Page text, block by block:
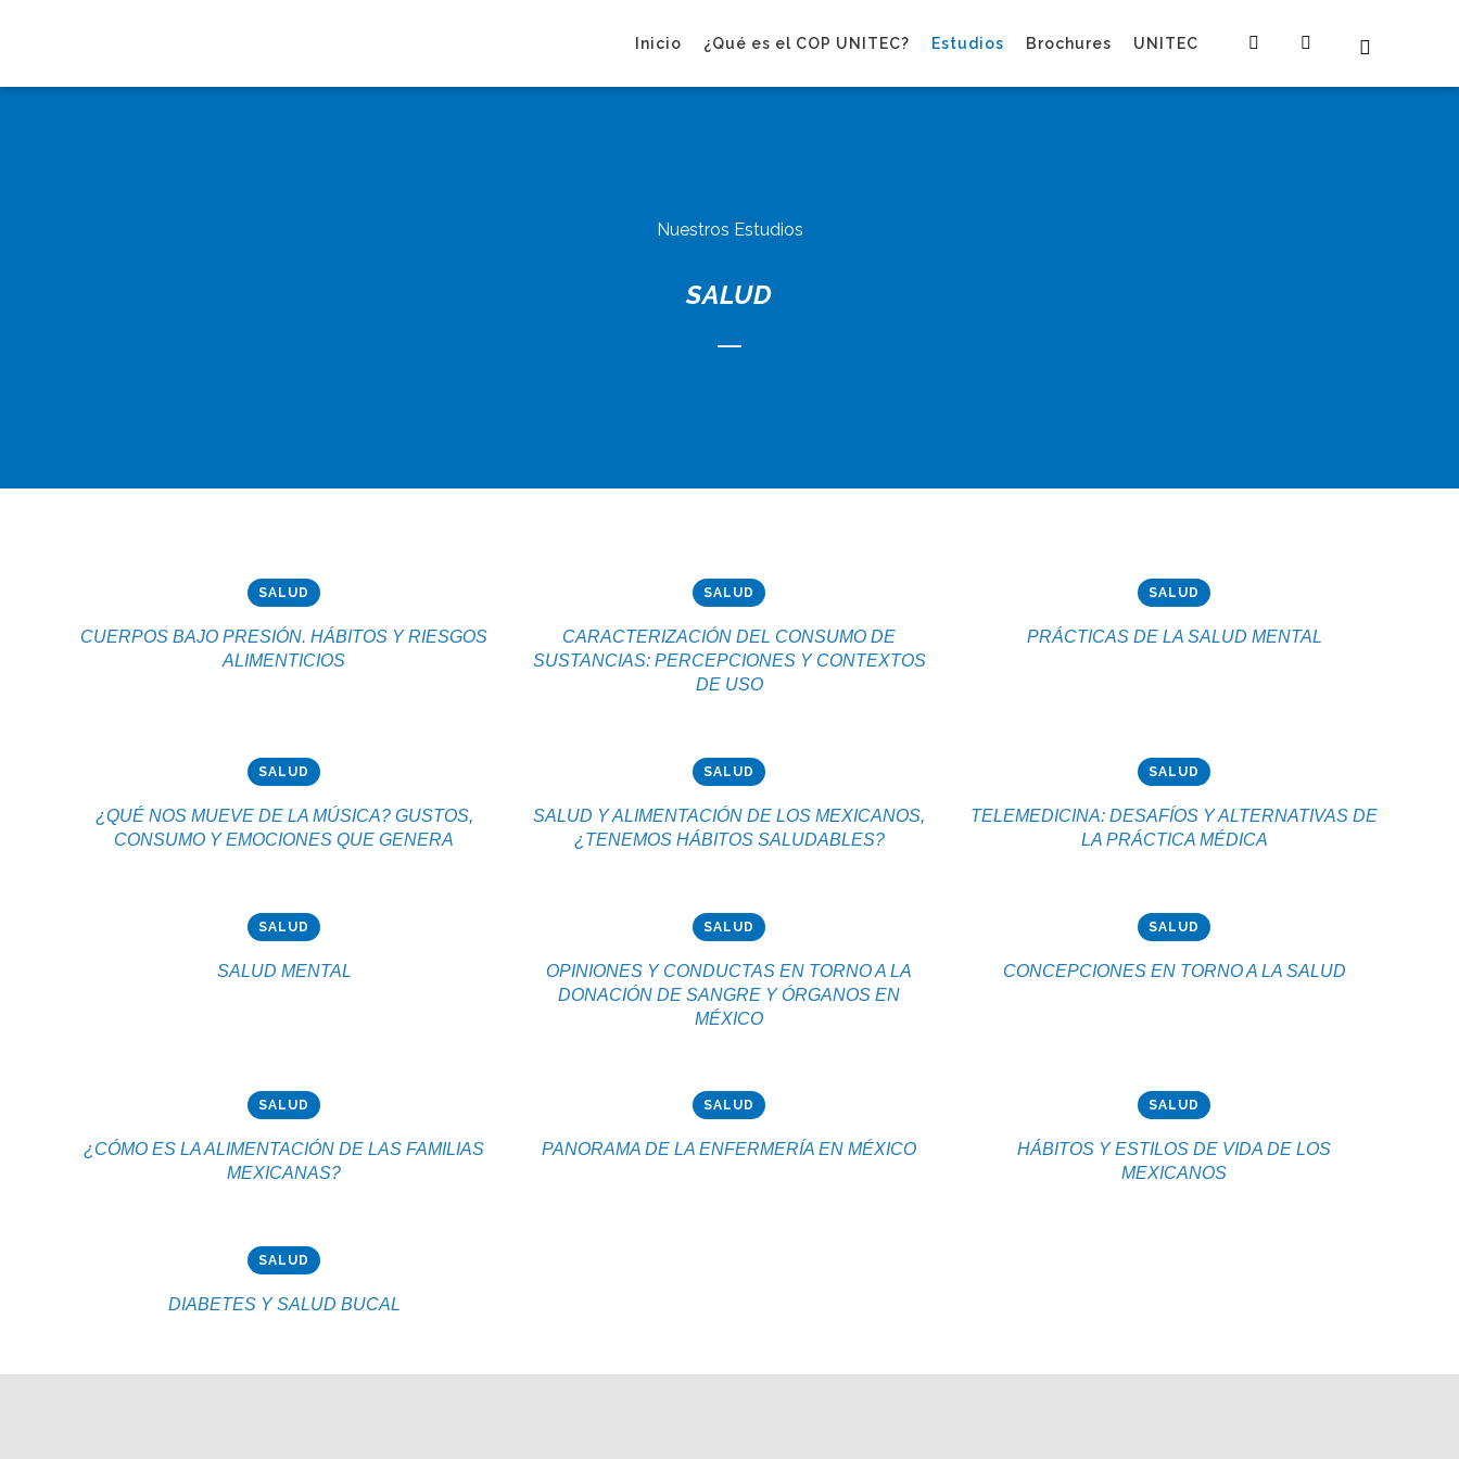
Inicio ¿Qué es el COP UNITEC? Estudios Brochures UNITEC
Nuestros Estudios
SALUD
SALUD
CUERPOS BAJO PRESIÓN. HÁBITOS Y RIESGOS
ALIMENTICIOS
SALUD
CARACTERIZACIÓN DEL CONSUMO DE
SUSTANCIAS: PERCEPCIONES Y CONTEXTOS
DE USO
SALUD
PRÁCTICAS DE LA SALUD MENTAL
SALUD
¿QUÉ NOS MUEVE DE LA MÚSICA? GUSTOS,
CONSUMO Y EMOCIONES QUE GENERA
SALUD
SALUD Y ALIMENTACIÓN DE LOS MEXICANOS,
¿TENEMOS HÁBITOS SALUDABLES?
SALUD
TELEMEDICINA: DESAFÍOS Y ALTERNATIVAS DE
LA PRÁCTICA MÉDICA
SALUD
SALUD MENTAL
SALUD
OPINIONES Y CONDUCTAS EN TORNO A LA
DONACIÓN DE SANGRE Y ÓRGANOS EN
MÉXICO
SALUD
CONCEPCIONES EN TORNO A LA SALUD
SALUD
¿CÓMO ES LA ALIMENTACIÓN DE LAS FAMILIAS
MEXICANAS?
SALUD
PANORAMA DE LA ENFERMERÍA EN MÉXICO
SALUD
HÁBITOS Y ESTILOS DE VIDA DE LOS
MEXICANOS
SALUD
DIABETES Y SALUD BUCAL